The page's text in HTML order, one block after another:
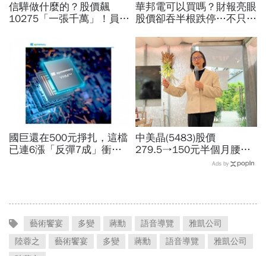
信驊做什麼的？股價飆
10275「一張千萬」！員工
工程師如何孵出「萬金股」
華邦電可以買嗎？財報亮眼
股價卻吞半根跌停…不只外
張利空，要抱要殺全看2重
點
國巨還在500元掙扎，這檔
已連6漲「反彈7成」衝千
中美晶(5483)股價
279.5→150元半個月腰
斬，徐秀蘭端出Q2好成
Ads by
藝術饗宴 多變 蔣勳 語音導覽
雅凱公司
陸蓉之
藝術饗宴 多變 蔣勳 語音導覽
雅凱公司